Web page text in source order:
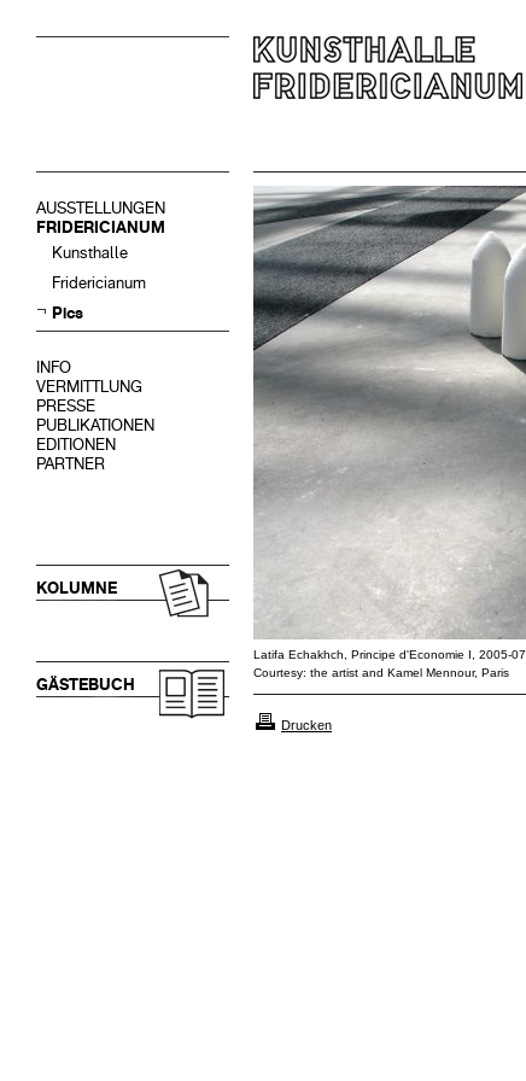
AUSSTELLUNGEN
FRIDERICIANUM
Kunsthalle
Fridericianum
Pics
INFO
VERMITTLUNG
PRESSE
PUBLIKATIONEN
EDITIONEN
PARTNER
KOLUMNE
GÄSTEBUCH
Latifa Echakhch, Principe d'Economie I, 2005-07,
Courtesy: the artist and Kamel Mennour, Paris
Drucken